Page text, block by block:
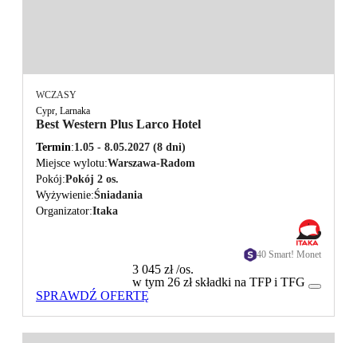
WCZASY
Cypr, Larnaka
Best Western Plus Larco Hotel
Termin 1.05 - 8.05.2027 (8 dni)
Miejsce wylotu Warszawa-Radom
Pokój Pokój 2 os.
Wyżywienie Śniadania
Organizator Itaka
40 Smart! Monet
3 045 zł/os.
w tym 26 zł składki na TFP i TFG
SPRAWDŹ OFERTĘ